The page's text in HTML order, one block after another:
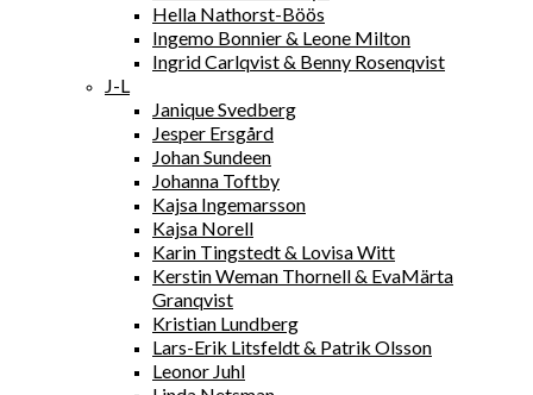
Hella Nathorst-Böös
Ingemo Bonnier & Leone Milton
Ingrid Carlqvist & Benny Rosenqvist
J-L
Janique Svedberg
Jesper Ersgård
Johan Sundeen
Johanna Toftby
Kajsa Ingemarsson
Kajsa Norell
Karin Tingstedt & Lovisa Witt
Kerstin Weman Thornell & EvaMärta
Granqvist
Kristian Lundberg
Lars-Erik Litsfeldt & Patrik Olsson
Leonor Juhl